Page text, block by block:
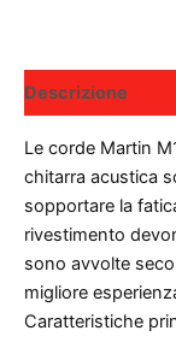
Descrizione
Le corde Martin
chitarra acustica
sopportare la
rivestimento
sono avvolte
migliore
Caratteristiche